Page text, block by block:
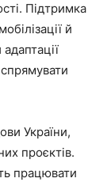
Підтримка
й
України,
проєктів.
працювати